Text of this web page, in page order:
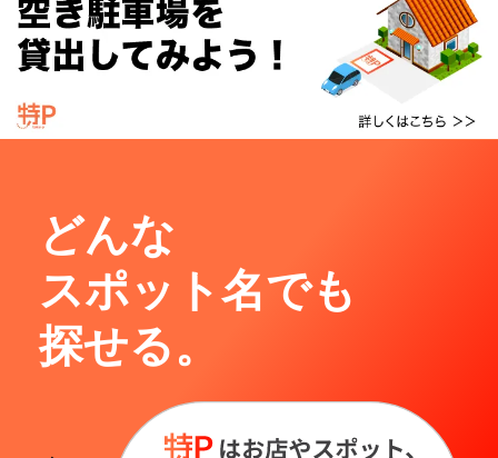
どんな
スポット名でも
探せる。